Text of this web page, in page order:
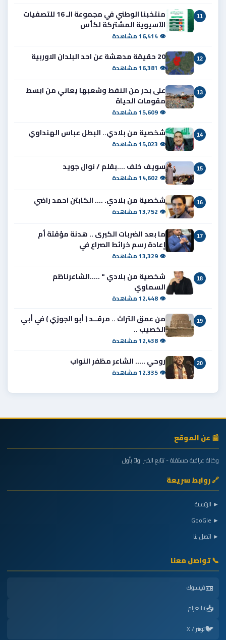
11
منتخبنا الوطني في مجموعة الـ 16 للتصفيات
الآسيوية المشتركة لكأس
👁 16,414 مشاهدة
12 20 حقيقة مدهشة عن احد البلدان الاوربية
👁 16,381 مشاهدة
13
على بحر من النفط وشعبها يعاني من ابسط
مقومات الحياة
👁 15,609 مشاهدة
14 شخصية من بلادي.. البطل عباس الهنداوي
👁 15,023 مشاهدة
15 سويف خلف ....بقلم / نوال جويد
👁 14,602 مشاهدة
16 شخصية من بلادي. .... الكابتن احمد راضي
👁 13,752 مشاهدة
17
ما بعد الضربات الكبرى .. هدنة مؤقتة أم
إعادة رسم خرائط الصراع في
👁 13,329 مشاهدة
18
شخصية من بلادي " .....الشاعرناظم
السماوي
👁 12,448 مشاهدة
19
من عمق التراث .. مرقــد ( أبو الجوزي ) في أبي
الخصيب ..
👁 12,438 مشاهدة
20 روحي ..... الشاعر مظفر النواب
👁 12,335 مشاهدة
📰 عن الموقع
وكالة عراقية مستقلة - تتابع الخبر اولاً بأول
🔗 روابط سريعة
► الرئيسية
► GooGle
► اتصل بنا
📞 تواصل معنا
📼فيسبوك
📥تيليغرام
🐦تويتر / X